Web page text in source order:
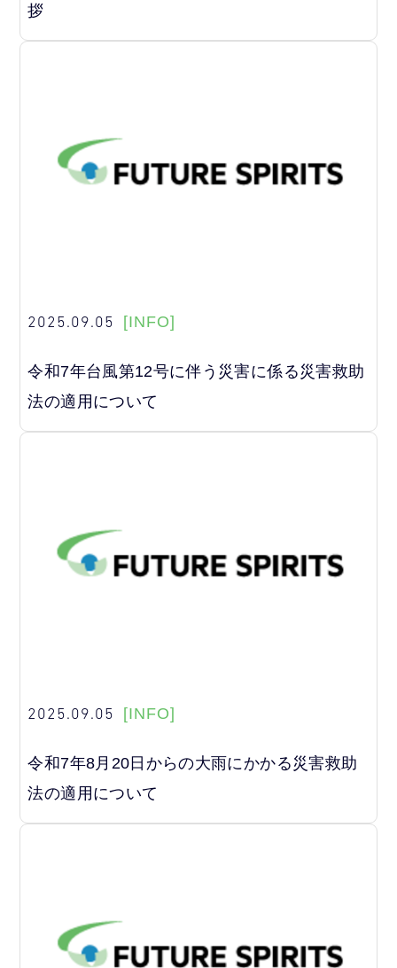
拶
2025.09.05 [INFO]
令和7年台風第12号に伴う災害に係る災害救助
法の適用について
2025.09.05 [INFO]
令和7年8月20日からの大雨にかかる災害救助
法の適用について